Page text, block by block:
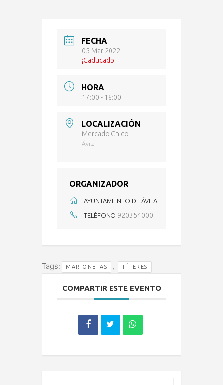
FECHA
05 Mar 2022
¡Caducado!
HORA
17:00 - 18:00
LOCALIZACIÓN
Mercado Chico
Ávila
ORGANIZADOR
AYUNTAMIENTO DE ÁVILA
TELÉFONO 920354000
Tags: MARIONETAS , TÍTERES
COMPARTIR ESTE EVENTO